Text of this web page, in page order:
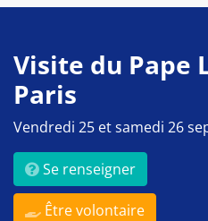
Visite du Pape
Paris
Vendredi 25 et samedi 26
Se renseigner
Être volontaire